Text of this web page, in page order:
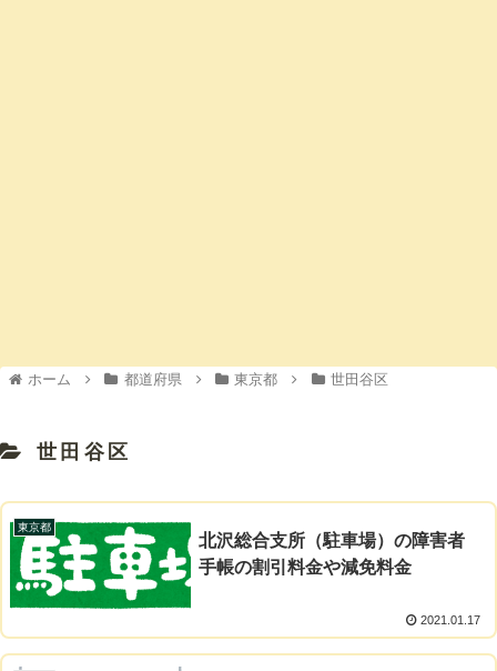
ホーム 都道府県 東京都 世田谷区
世田谷区
東京都
北沢総合支所（駐車場）の障害者
手帳の割引料金や減免料金
2021.01.17